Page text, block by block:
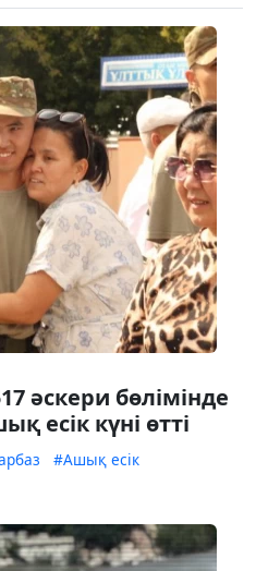
әскери бөлімінде
есік күні өтті
#Ашық есік